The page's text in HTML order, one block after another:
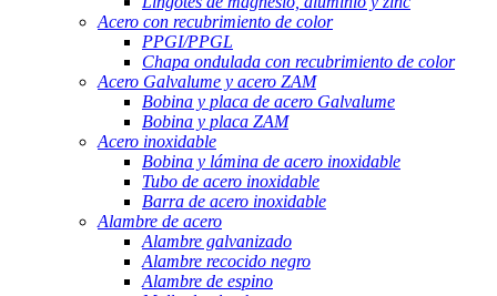
Acero con recubrimiento de color
PPGI/PPGL
Chapa ondulada con recubrimiento de color
Acero Galvalume y acero ZAM
Bobina y placa de acero Galvalume
Bobina y placa ZAM
Acero inoxidable
Bobina y lámina de acero inoxidable
Tubo de acero inoxidable
Barra de acero inoxidable
Alambre de acero
Alambre galvanizado
Alambre recocido negro
Alambre de espino